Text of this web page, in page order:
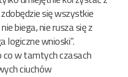
się wszystkie
biega, nie rusza się z
logiczne wnioski”.
co w tamtych czasach
ciuchów